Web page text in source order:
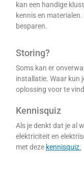
kan een handige
kennis en
besparen.
Storing?
Soms kan er
installatie. Waar kun
oplossing voor te
Kennisquiz
Als je denkt dat je al
elektriciteit en
met deze kennisquiz.